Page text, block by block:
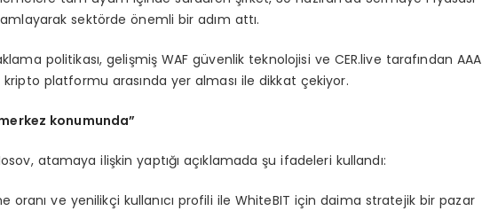
sektörde önemli bir adım attı.
politikası, gelişmiş WAF güvenlik teknolojisi ve CER.live tarafından AAA
platformu arasında yer alması ile dikkat çekiyor.
konumunda”
atamaya ilişkin yaptığı açıklamada şu ifadeleri kullandı:
oranı ve yenilikçi kullanıcı profili ile WhiteBIT için daima stratejik bir pazar